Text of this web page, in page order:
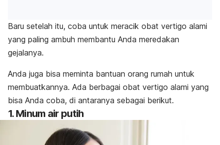
Baru setelah itu, coba untuk meracik obat vertigo alami
yang paling ambuh membantu Anda meredakan
gejalanya.
Anda juga bisa meminta bantuan orang rumah untuk
membuatkannya. Ada berbagai obat vertigo alami yang
bisa Anda coba, di antaranya sebagai berikut.
1. Minum air putih